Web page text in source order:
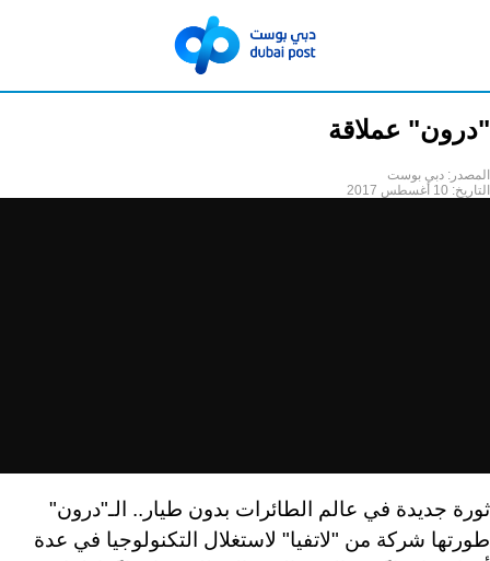
"درون" عملاقة
المصدر: دبي بوست
التاريخ: 10 أغسطس 2017
ثورة جديدة في عالم الطائرات بدون طيار ..
الـ"درون"
طورتها شركة من "لاتفيا" لاستغلال التكنولوجيا في عدة